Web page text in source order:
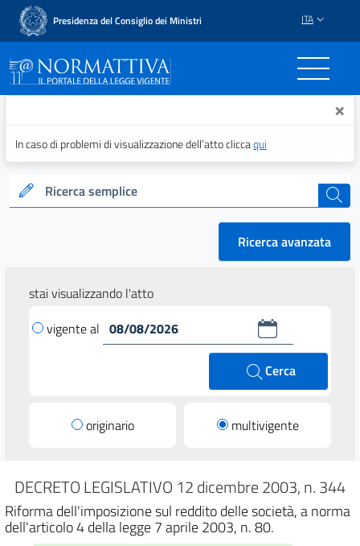
Presidenza del Consiglio dei Ministri ITA
Normattiva - Il portale ×
In caso di problemi di visualizzazione dell’atto cliccaqui
Ricerca semplice cerca
Ricerca avanzata
stai visualizzando l'atto
vigente al
Cerca
originario multivigente
DECRETO LEGISLATIVO 12 dicembre 2003, n. 344
Riforma dell'imposizione sul reddito delle società, a norma
dell'articolo 4 della legge 7 aprile 2003, n. 80.